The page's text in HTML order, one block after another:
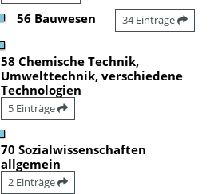
56 Bauwesen 34 Einträge
58 Chemische Technik,
Umwelttechnik, verschiedene
Technologien
5 Einträge
70 Sozialwissenschaften
allgemein
2 Einträge